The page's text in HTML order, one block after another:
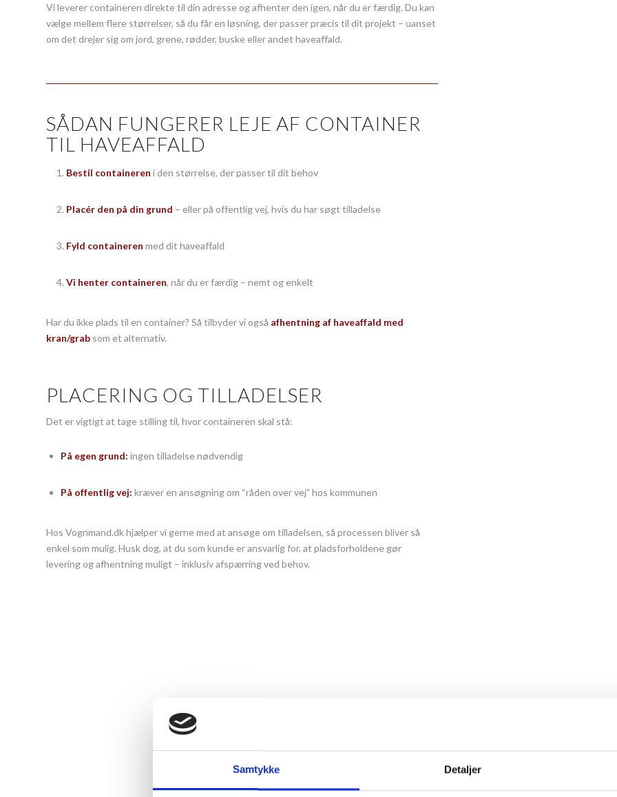
Samtykke Detaljer
Vi leverer containeren direkte til din adresse og afhenter den igen, når du er færdig. Du kan
vælge mellem flere størrelser, så du får en løsning, der passer præcis til dit projekt – uanset
om det drejer sig om jord, grene, rødder, buske eller andet haveaffald.
SÅDAN FUNGERER LEJE AF CONTAINER
TIL HAVEAFFALD
Bestil containeren i den størrelse, der passer til dit behov
Placér den på din grund – eller på offentlig vej, hvis du har søgt tilladelse
Fyld containeren med dit haveaffald
Vi henter containeren, når du er færdig – nemt og enkelt
Har du ikke plads til en container? Så tilbyder vi også afhentning af haveaffald med
kran/grab som et alternativ.
PLACERING OG TILLADELSER
Det er vigtigt at tage stilling til, hvor containeren skal stå:
På egen grund: ingen tilladelse nødvendig
På offentlig vej: kræver en ansøgning om “råden over vej” hos kommunen
Hos Vognmand.dk hjælper vi gerne med at ansøge om tilladelsen, så processen bliver så
enkel som mulig. Husk dog, at du som kunde er ansvarlig for, at pladsforholdene gør
levering og afhentning muligt – inklusiv afspærring ved behov.